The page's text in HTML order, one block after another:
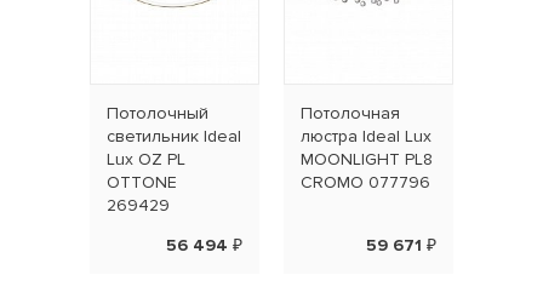
Потолочный
светильник Ideal
Lux OZ PL
OTTONE
269429
56 494 ₽
Потолочная
люстра Ideal Lux
MOONLIGHT PL8
CROMO 077796
59 671 ₽